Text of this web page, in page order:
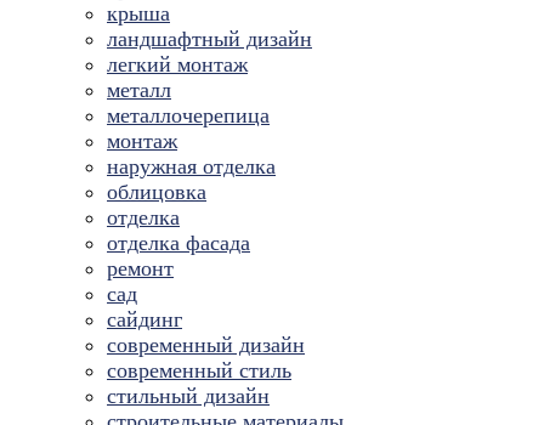
крыша
ландшафтный дизайн
легкий монтаж
металл
металлочерепица
монтаж
наружная отделка
облицовка
отделка
отделка фасада
ремонт
сад
сайдинг
современный дизайн
современный стиль
стильный дизайн